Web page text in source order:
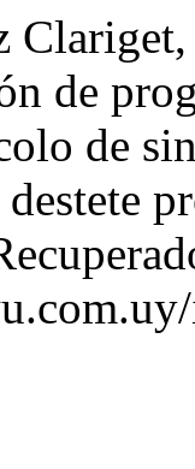
de
de
destete